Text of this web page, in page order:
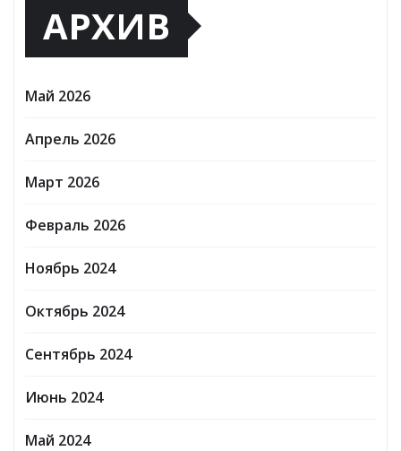
АРХИВ
Май 2026
Апрель 2026
Март 2026
Февраль 2026
Ноябрь 2024
Октябрь 2024
Сентябрь 2024
Июнь 2024
Май 2024